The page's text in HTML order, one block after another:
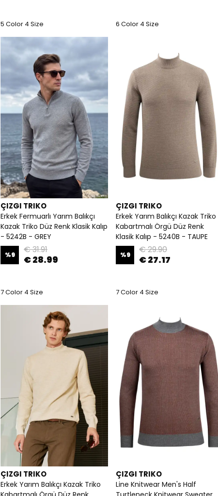
5 Color 4 Size 6 Color 4 Size
ÇIZGI TRIKO
Erkek Fermuarlı Yarım Balıkçı
Kazak Triko Düz Renk Klasik Kalıp
- 5242B - GREY
%9 € 31.91
€ 28.99
7 Color 4 Size
ÇIZGI TRIKO
Erkek Yarım Balıkçı Kazak Triko
Kabartmalı Örgü Düz Renk
Klasik Kalıp - 5240B - TAUPE
%9 € 29.90
€ 27.17
7 Color 4 Size
ÇIZGI TRIKO
Erkek Yarım Balıkçı Kazak Triko
ÇIZGI TRIKO
Line Knitwear Men's Half